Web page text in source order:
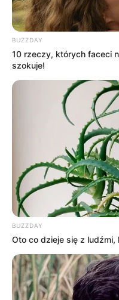
BUZZDAY
10 rzeczy, których faceci
szokuje!
BUZZDAY
Oto co dzieje się z